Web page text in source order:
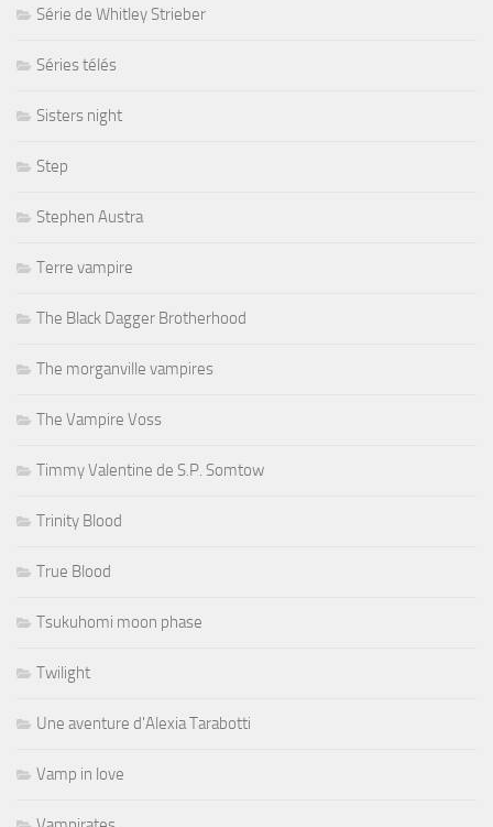
Série de Whitley Strieber
Séries télés
Sisters night
Step
Stephen Austra
Terre vampire
The Black Dagger Brotherhood
The morganville vampires
The Vampire Voss
Timmy Valentine de S.P. Somtow
Trinity Blood
True Blood
Tsukuhomi moon phase
Twilight
Une aventure d'Alexia Tarabotti
Vamp in love